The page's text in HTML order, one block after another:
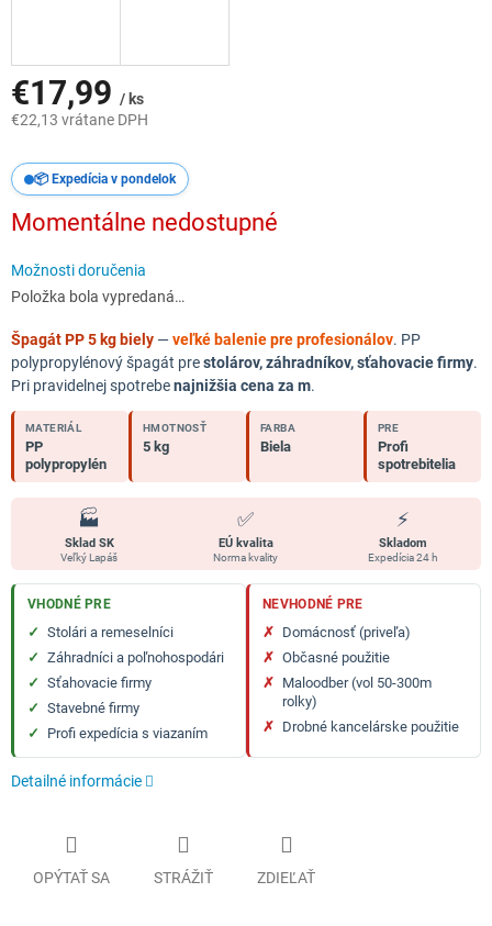
€17,99 / ks
€22,13 vrátane DPH
cena:📦 Expedícia v pondelok
Momentálne nedostupné
Možnosti doručenia
Položka bola vypredaná…
Špagát PP 5 kg biely —veľké balenie pre profesionálov. PP
polypropylénový špagát prestolárov, záhradníkov, sťahovacie firmy.
Pri pravidelnej spotrebenajnižšia cena za m.
MATERIÁL
PP
polypropylén
HMOTNOSŤ
5 kg
FARBA
Biela
PRE
Profi
spotrebitelia
🏭
Sklad SK
Veľký Lapáš
✅
EÚ kvalita
Norma kvality
⚡
Skladom
Expedícia 24 h
VHODNÉ PRE
✓ Stolári a remeselníci
✓ Záhradníci a poľnohospodári
✓ Sťahovacie firmy
✓ Stavebné firmy
✓
Profi expedícia s viazaním
NEVHODNÉ PRE
✗ Domácnosť (priveľa)
✗ Občasné použitie
✗ Maloodber (vol 50-300m
rolky)
✗ Drobné kancelárske použitie
Detailné informácie
OPÝTAŤ SA STRÁŽIŤ ZDIEĽAŤ